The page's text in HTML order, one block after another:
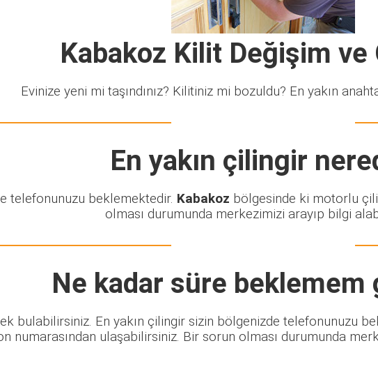
Kabakoz Kilit Değişim ve
Evinize yeni mi taşındınız? Kilitiniz mi bozuldu? En yakın
En yakın çilingir
telefonunuzu beklemektedir. Kabakoz bölgesinde ki motorlu
olması durumunda merkezimizi arayıp bilgi
Ne kadar süre beklemem
bulabilirsiniz. En yakın çilingir sizin bölgenizde telefonunuzu
numarasından ulaşabilirsiniz. Bir sorun olması durumunda